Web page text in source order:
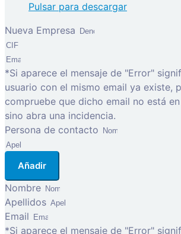
Pulsar para descargar
Nueva Empresa
*Si aparece el mensaje de "Error"
usuario con el mismo email ya existe,
compruebe que dicho email no está
sino abra una incidencia.
Persona de contacto
Añadir
Nombre
Apellidos
Email
*Si aparece el mensaje de "Error"